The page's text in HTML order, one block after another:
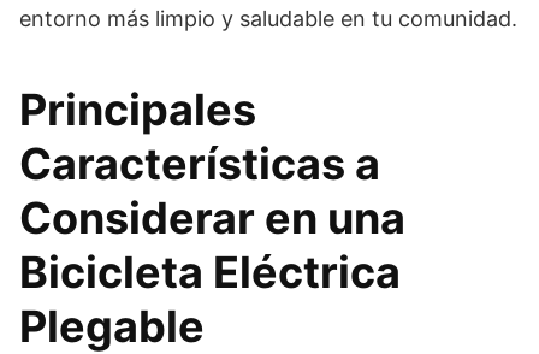
entorno más limpio y saludable en tu comunidad.
Principales
Características a
Considerar en una
Bicicleta Eléctrica
Plegable